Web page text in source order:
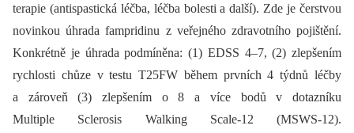
terapie (antispastická léčba, léčba bolesti a další). Zde je čerstvou
novinkou úhrada fampridinu z veřejného zdravotního pojištění.
Konkrétně je úhrada podmíněna: (1) EDSS 4–7, (2) zlepšením
rychlosti chůze v testu T25FW během prvních 4 týdnů léčby
a zároveň (3) zlepšením o 8 a více bodů v dotazníku
Multiple Sclerosis Walking Scale-12 (MSWS-12).